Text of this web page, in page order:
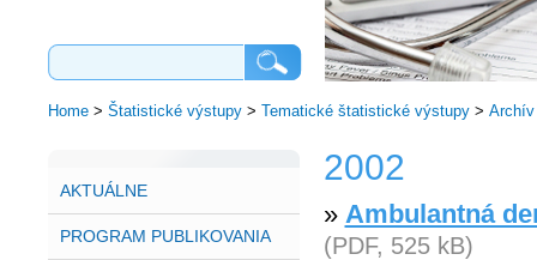
Home> Štatistické výstupy> Tematické štatistické výstupy> Archív
AKTUÁLNE
PROGRAM PUBLIKOVANIA
2002
» Ambulantná
(PDF, 525 kB)